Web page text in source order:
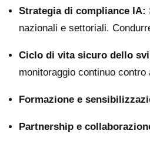
Strategia di compliance IA:
nazionali e settoriali.
Ciclo di vita sicuro dello
monitoraggio continuo
Formazione e
Partnership e